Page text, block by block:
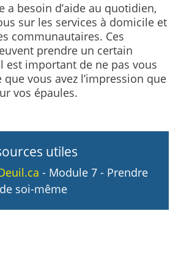
a besoin d’aide au quotidien,
sur les services à domicile et
communautaires. Ces
prendre un certain
est important de ne pas vous
vous avez l’impression que
vos épaules.
utiles
- Module 7 - Prendre
soi-même